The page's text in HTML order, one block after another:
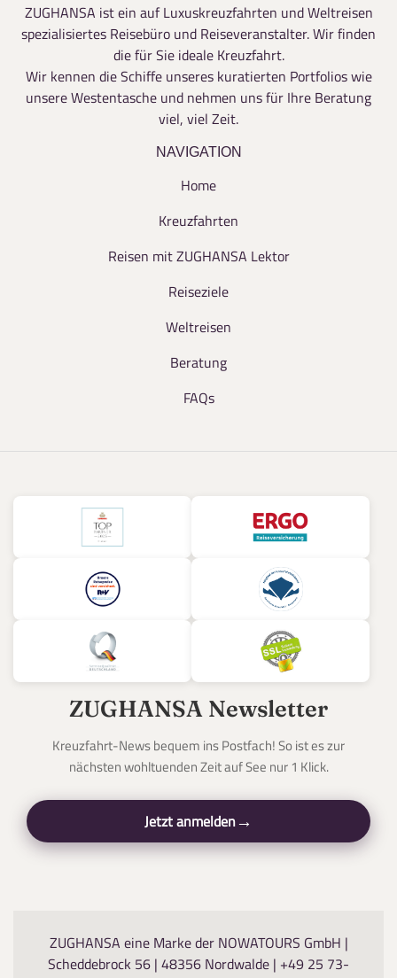
ZUGHANSA ist ein auf Luxuskreuzfahrten und Weltreisen
spezialisiertes Reisebüro und Reiseveranstalter. Wir finden
die für Sie ideale Kreuzfahrt.
Wir kennen die Schiffe unseres kuratierten Portfolios wie
unsere Westentasche und nehmen uns für Ihre Beratung
viel, viel Zeit.
NAVIGATION
Home
Kreuzfahrten
Reisen mit ZUGHANSA Lektor
Reiseziele
Weltreisen
Beratung
FAQs
ZUGHANSA Newsletter
Kreuzfahrt-News bequem ins Postfach! So ist es zur
nächsten wohltuenden Zeit auf See nur 1 Klick.
Jetzt anmelden
ZUGHANSA eine Marke der NOWATOURS GmbH |
Scheddebrock 56 | 48356 Nordwalde | +49 25 73-